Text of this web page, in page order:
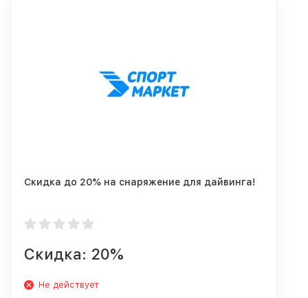
Скидка до 20% на снаряжение для дайвинга!
Скидка: 20%
Не действует